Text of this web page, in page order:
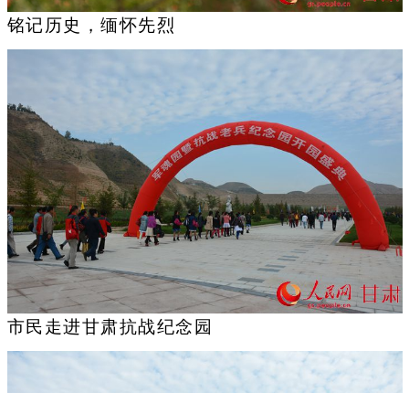
铭记历史，缅怀先烈
市民走进甘肃抗战纪念园